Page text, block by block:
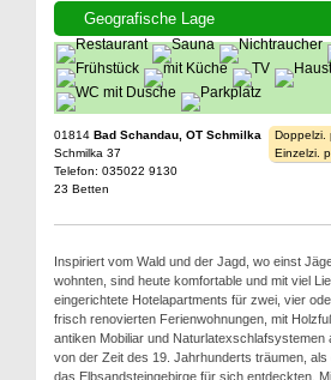
Geografische Lage
01814 Bad Schandau, OT Schmilka
Schmilka 37
Telefon: 035022 9130
23 Betten
Doppelzi.
Einzelzi.
Inspiriert vom Wald und der Jagd, wo einst
wohnten, sind heute komfortable und mit viel
eingerichtete Hotelapartments für zwei, vier
frisch renovierten Ferienwohnungen, mit
antiken Mobiliar und Naturlatexschlafsystemen
von der Zeit des 19. Jahrhunderts träumen, als
das Elbsandsteingebirge für sich entdeckten.